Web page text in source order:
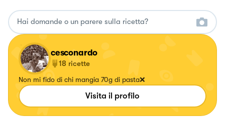
cesconardo
18 ricette
Non mi fido di chi mangia 70g di pasta❌
Visita il profilo